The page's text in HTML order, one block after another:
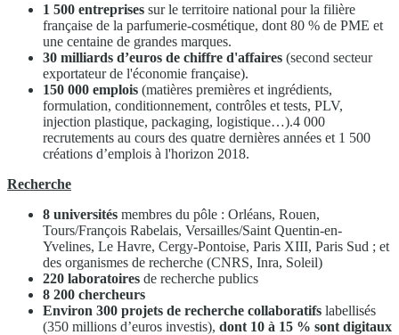
1 500 entreprises sur le territoire national pour la filière
française de la parfumerie-cosmétique, dont 80 % de PME et
une centaine de grandes marques.
30 milliards d’euros de chiffre d'affaires (second secteur
exportateur de l'économie française).
150 000 emplois (matières premières et ingrédients,
formulation, conditionnement, contrôles et tests, PLV,
injection plastique, packaging, logistique…).4 000
recrutements au cours des quatre dernières années et 1 500
créations d’emplois à l'horizon 2018.
Recherche
8 universités membres du pôle : Orléans, Rouen,
Tours/François Rabelais, Versailles/Saint Quentin-en-
Yvelines, Le Havre, Cergy-Pontoise, Paris XIII, Paris Sud ; et
des organismes de recherche (CNRS, Inra, Soleil)
220 laboratoires de recherche publics
8 200 chercheurs
Environ 300 projets de recherche collaboratifs labellisés
(350 millions d’euros investis), dont 10 à 15 % sont digitaux